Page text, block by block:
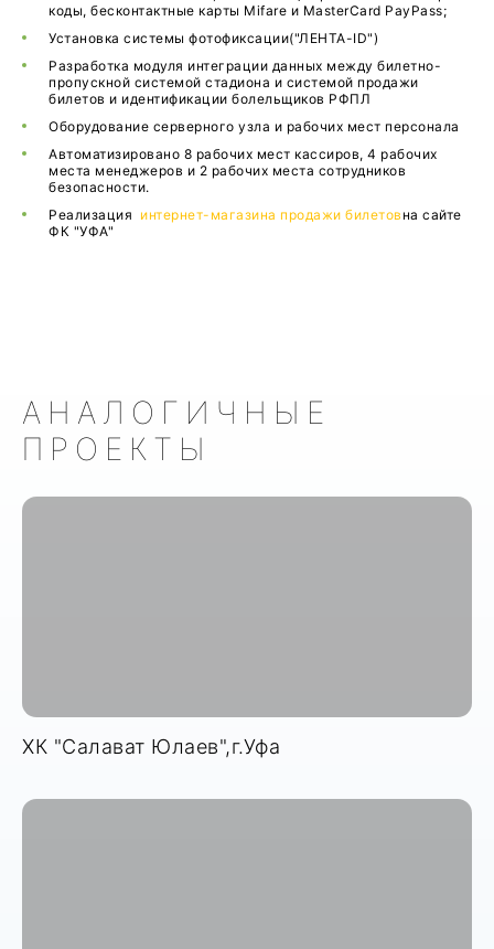
коды, бесконтактные карты Mifare и MasterCard PayPass;
Установка системы фотофиксации("ЛЕНТА-ID")
Разработка модуля интеграции данных между билетно-
пропускной системой стадиона и системой продажи
билетов и идентификации болельщиков РФПЛ
Оборудование серверного узла и рабочих мест персонала
Автоматизировано 8 рабочих мест кассиров, 4 рабочих
места менеджеров и 2 рабочих места сотрудников
безопасности.
Реализация интернет-магазина продажи билетов на сайте
ФК "УФА"
АНАЛОГИЧНЫЕ
ПРОЕКТЫ
ХК "Салават Юлаев",г.Уфа